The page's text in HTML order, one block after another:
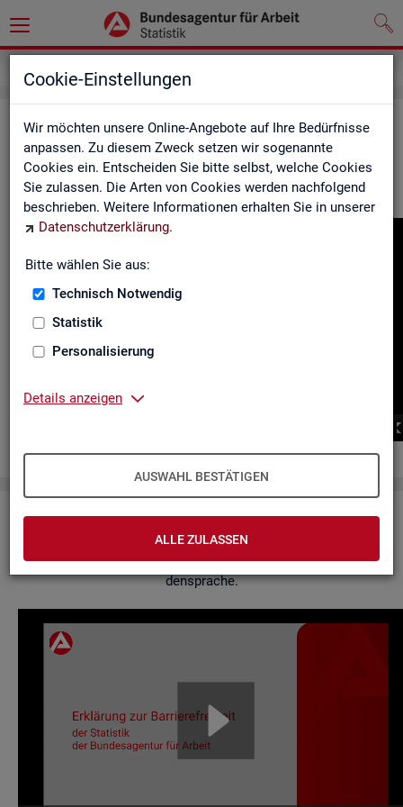
Cookie-Einstellungen
Wir möchten unsere Online-Angebote auf Ihre Bedürfnisse
anpassen. Zu diesem Zweck setzen wir sogenannte
Cookies ein. Entscheiden Sie bitte selbst, welche Cookies
Sie zulassen. Die Arten von Cookies werden nachfolgend
beschrieben. Weitere Informationen erhalten Sie in unserer
Datenschutzerklärung.
Bitte wählen Sie aus:
Technisch Notwendig
Statistik
Personalisierung
Details anzeigen
AUSWAHL BESTÄTIGEN
ALLE ZULASSEN
In­for­ma­tio­nen in Ge­bär­den­spra­che
Hier fin­den Sie unser In­for­ma­ti­ons­vi­deo in Deut­scher Ge­bär­
den­spra­che.
Video-
er
Er­klä­rung zur Bar­rie­re­frei­heit
Hier fin­den Sie un­se­re Er­klä­rung zur Bar­rie­re­frei­heit in Ge­bär­
den­spra­che.